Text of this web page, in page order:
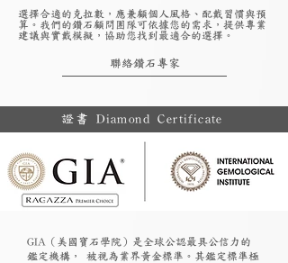
選擇合適的克拉數，應兼顧個人風格、配戴習慣與預
算。我們的鑽石顧問團隊可依據您的需求，提供專業
建議與實戴模擬，協助您找到最適合的選擇。
聯絡鑽石專家
證書 Diamond Certificate
GIA（美國寶石學院）是全球公認最具公信力的
鑑定機構， 被視為業界黃金標準。其鑑定標準極